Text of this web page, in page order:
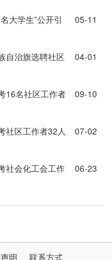
大学生”公开引
05-11
自治旗选聘社区
04-01
16名社区工作者
09-10
社区工作者32人
07-02
社会化工会工作
06-23
明 联系方式